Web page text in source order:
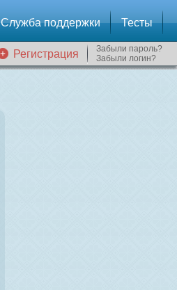
Служба поддержки Тесты
Регистрация
Забыли пароль?
Забыли логин?